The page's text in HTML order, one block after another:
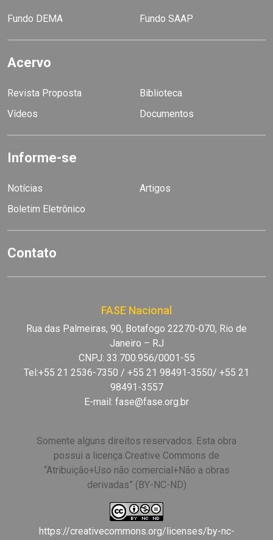
Fundo DEMA Fundo SAAP
Acervo
Revista Proposta
Biblioteca
Vídeos
Documentos
Informe-se
Notícias
Artigos
Boletim Eletrônico
Contato
FASE Nacional
Rua das Palmeiras, 90, Botafogo 22270-070, Rio de
Janeiro – RJ
CNPJ: 33.700.956/0001-55
Tel:+55 21 2536-7350 / +55 21 98491-3550/ +55 21
98491-3557
E-mail: fase@fase.org.br
Somente alguns direitos reservados. Esta obra
possui a licença Creative Commons de
“Atribuição+Uso não comercial+Não a obras
derivadas” (BY-NC-ND)
https://creativecommons.org/licenses/by-nc-